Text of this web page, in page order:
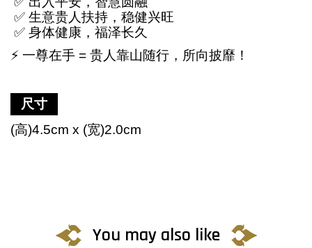
✅ 生意贵人扶持，稳健兴旺
✅ 身体健康，福泽长久
⚡ 一尊在手 = 贵人靠山随行，所向披靡！
尺寸
(高)4.5cm x (宽)2.0cm
You may also like